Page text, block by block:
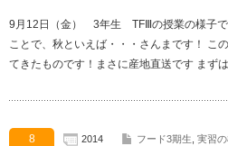
9月12日（金） 3年生 TFⅢの授業の様子で
ことで、秋といえば・・・さんまです！ こ
てきたものです！まさに産地直送です まず
8
2014 フード3期生 実習